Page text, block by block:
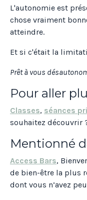
L'autonomie est
chose vraiment
atteindre.
Et si c'était la
Prêt à vous
Pour aller
Classes, séances
souhaitez découvrir
Mentionné
Access Bars,
de bien-être la plus
dont vous n’avez